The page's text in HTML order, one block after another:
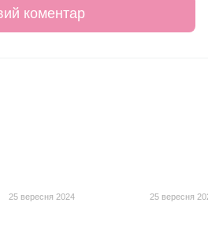
коментар
25 вересня 2024 25 вересня